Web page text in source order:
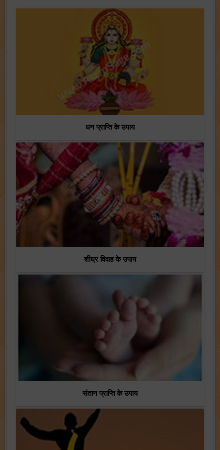
धन प्राप्ति के उपाय
शीघ्र विवाह के उपाय
संतान प्राप्ति के उपाय